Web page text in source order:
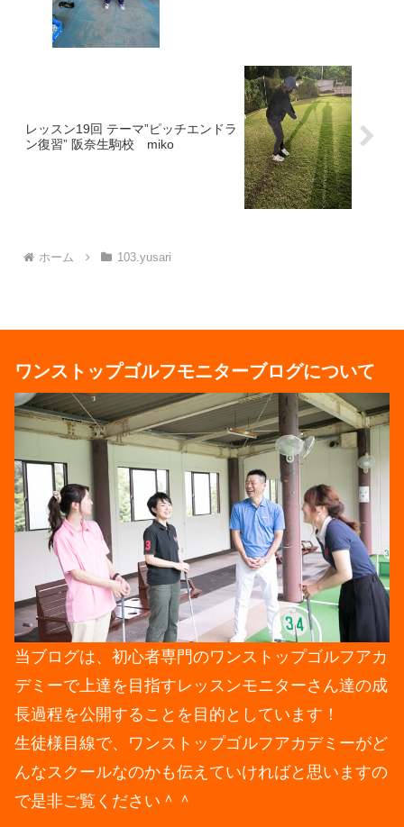
レッスン19回 テーマ”ピッチエンドラ
ン復習” 阪奈生駒校 miko
ホーム 103.yusari
ワンストップゴルフモニターブログについて
当ブログは、初心者専門のワンストップゴルフアカ
デミーで上達を目指すレッスンモニターさん達の成
長過程を公開することを目的としています！
生徒様目線で、ワンストップゴルフアカデミーがど
んなスクールなのかも伝えていければと思いますの
で是非ご覧ください＾＾